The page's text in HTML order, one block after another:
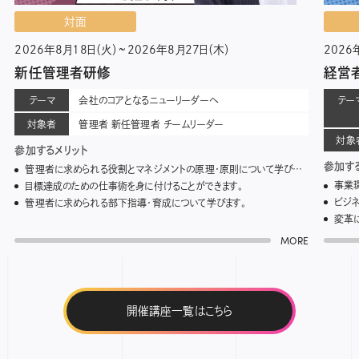
対面
2026年8月18日（火）~2026年8月27日（木）
新任管理者研修
テーマ 会社のコアとなるニューリーダーへ
対象者 管理者 新任管理者 チームリーダー
参加するメリット
管理者に求められる役割とマネジメントの原理・原則について学びます。
目標達成のための仕事術を身に付けることができます。
管理者に求められる部下指導・育成について学びます。
MORE
2026
経営
テー
対象
参加す
事業
ビジ
変革
開催講座一覧はこちら